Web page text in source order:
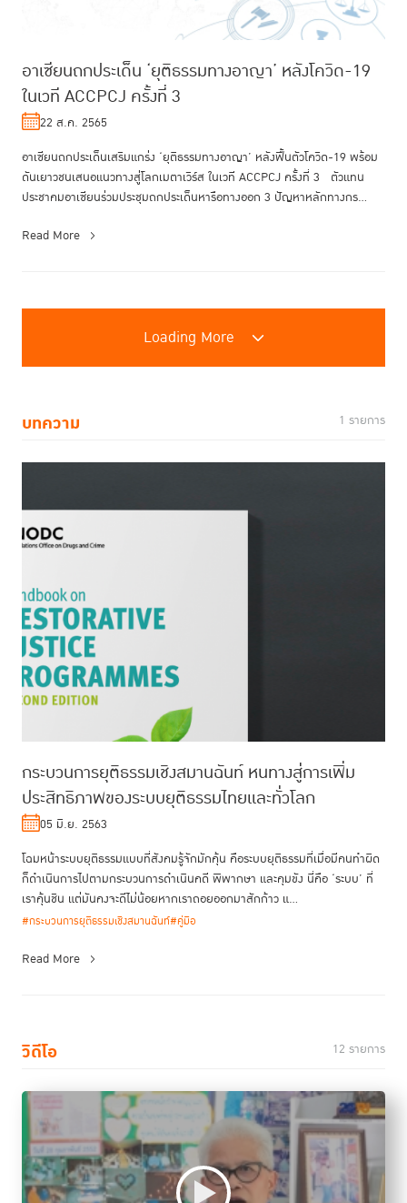
อาเซียนถกประเด็น ‘ยุติธรรมทางอาญา’ หลังโควิด-19
ในเวที ACCPCJ ครั้งที่ 3
22 ส.ค. 2565
อาเซียนถกประเด็นเสริมแกร่ง ‘ยุติธรรมทางอาญา’ หลังฟื้นตัวโควิด-19 พร้อม
ดันเยาวชนเสนอแนวทางสู่โลกเมตาเวิร์ส ในเวที ACCPCJ ครั้งที่ 3 ตัวแทน
ประชาคมอาเซียนร่วมประชุมถกประเด็นหารือทางออก 3 ปัญหาหลักทางกร...
Read More
Loading More
บทความ 1 รายการ
กระบวนการยุติธรรมเชิงสมานฉันท์ หนทางสู่การเพิ่ม
ประสิทธิภาพของระบบยุติธรรมไทยและทั่วโลก
05 มิ.ย. 2563
โฉมหน้าระบบยุติธรรมแบบที่สังคมรู้จักมักคุ้น คือระบบยุติธรรมที่เมื่อมีคนทำผิด
ก็ดำเนินการไปตามกระบวนการดำเนินคดี พิพากษา และคุมขัง นี่คือ ‘ระบบ’ ที่
เราคุ้นชิน แต่มันคงจะดีไม่น้อยหากเราถอยออกมาสักก้าว แ...
#กระบวนการยุติธรรมเชิงสมานฉันท์#คู่มือ
Read More
วิดีโอ 12 รายการ